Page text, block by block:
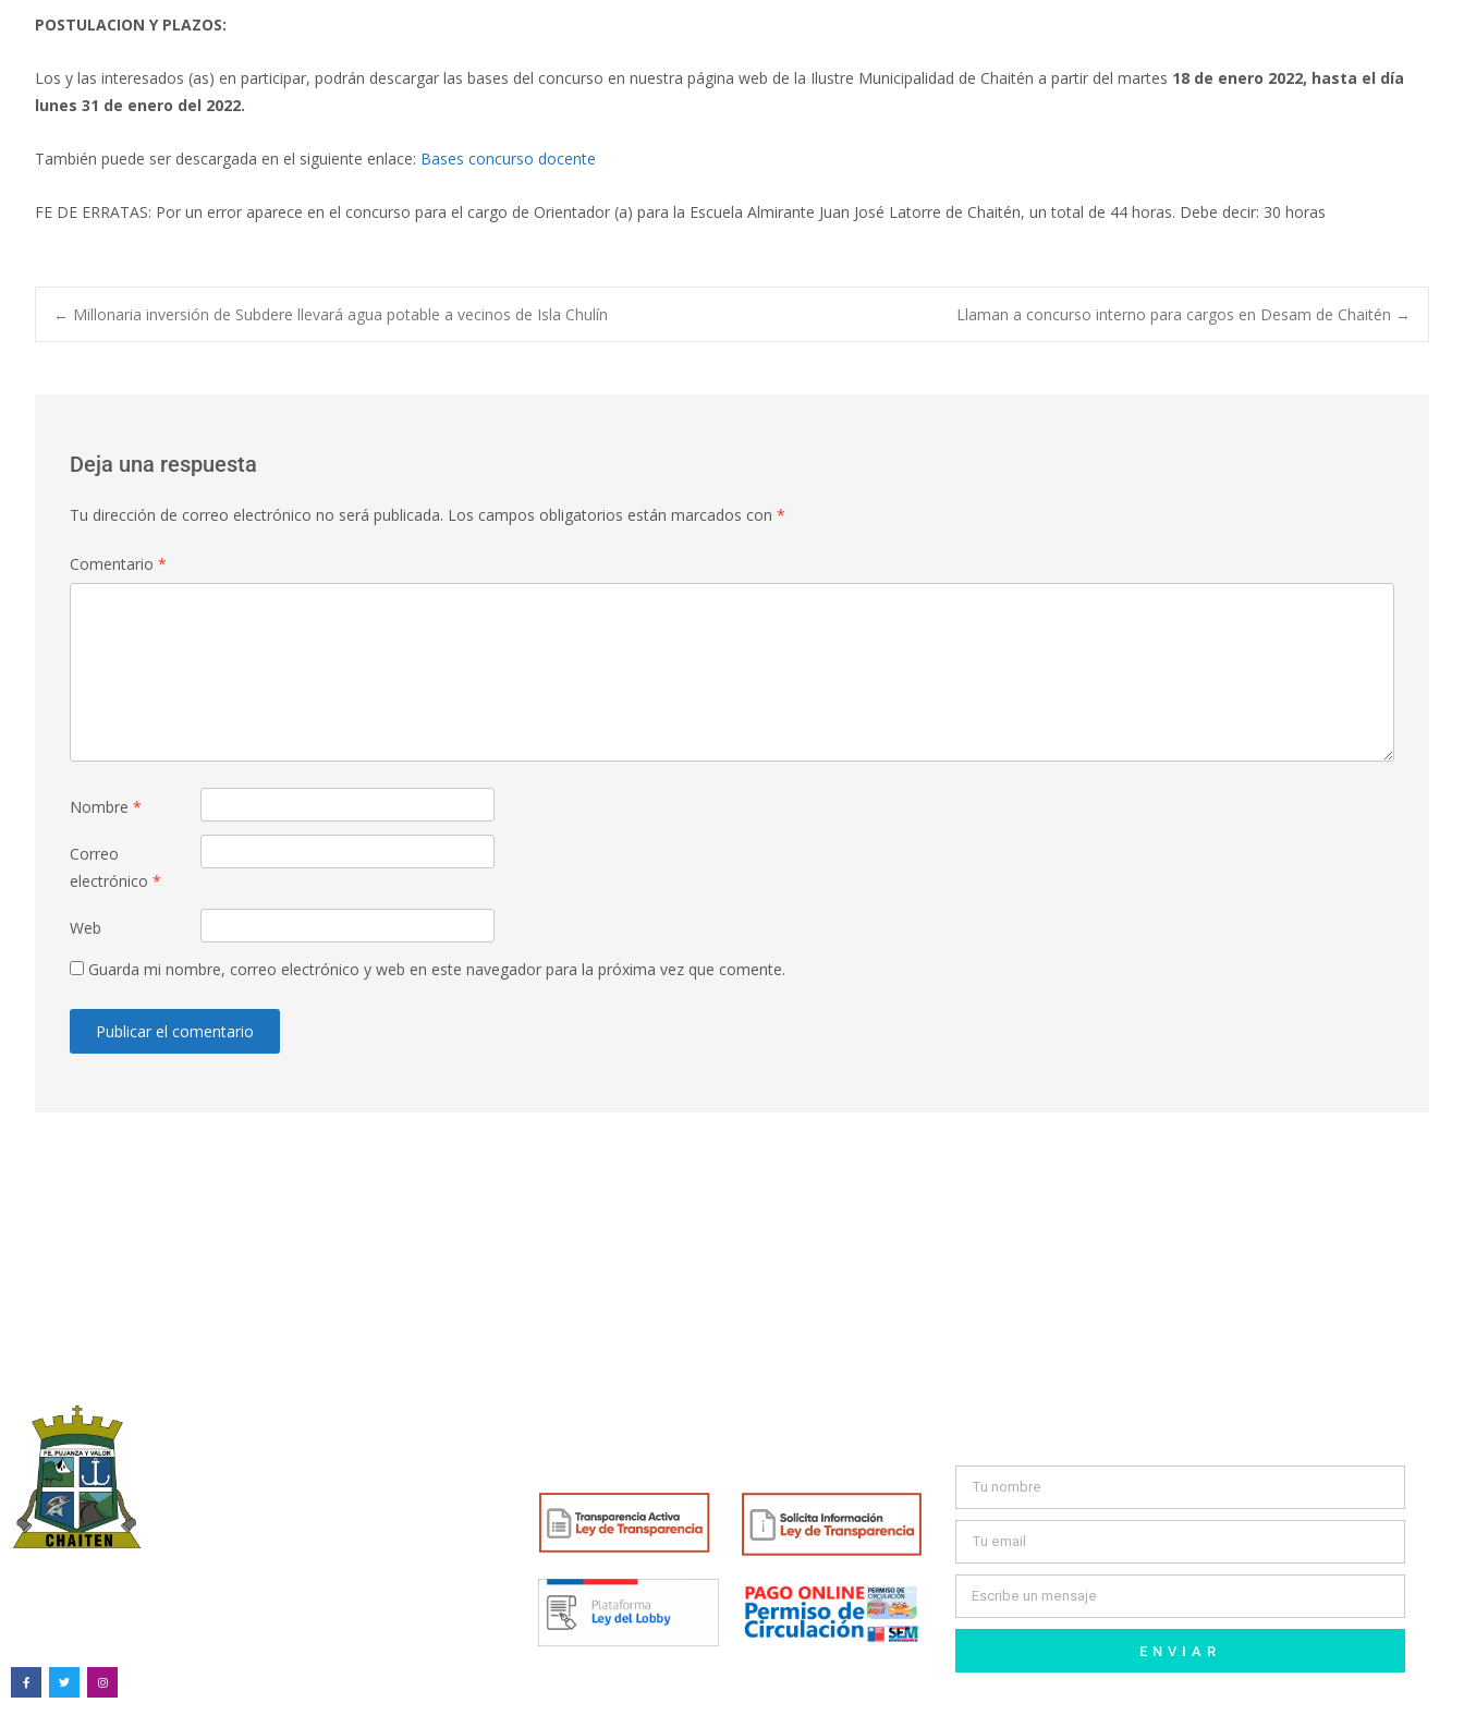
POSTULACION Y PLAZOS:
Los y las interesados (as) en participar, podrán descargar las bases del concurso en nuestra página web de la Ilustre Municipalidad de Chaitén a partir del martes 18 de enero 2022, hasta el día
lunes 31 de enero del 2022.
También puede ser descargada en el siguiente enlace: Bases concurso docente
FE DE ERRATAS: Por un error aparece en el concurso para el cargo de Orientador (a) para la Escuela Almirante Juan José Latorre de Chaitén, un total de 44 horas. Debe decir: 30 horas
← Millonaria inversión de Subdere llevará agua potable a vecinos de Isla Chulín Llaman a concurso interno para cargos en Desam de Chaitén →
Deja una respuesta
Tu dirección de correo electrónico no será publicada. Los campos obligatorios están marcados con *
Comentario *
Nombre *
Correo
electrónico *
Web
Guarda mi nombre, correo electrónico y web en este navegador para la próxima vez que comente.
ENVIAR